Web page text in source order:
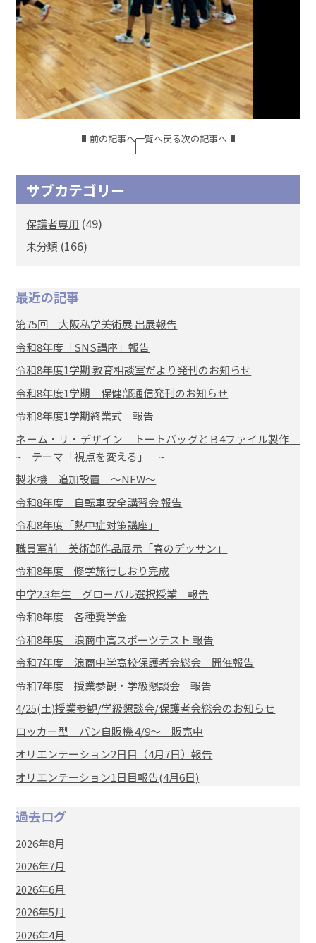
前の記事へ一覧へ戻る次の記事へ
サブカテゴリー
保護者専用 (49)
未分類 (166)
最近の記事
第75回 大阪私学美術展 出展報告
令和8年度「SNS講座」報告
令和8年度1学期 教育相談室だより発刊のお知らせ
令和8年度1学期 保健部通信発刊のお知らせ
令和8年度1学期終業式 報告
ネーム・リ・デザイン トートバッグとＢ4ファイル製作
~ テーマ「視点を変える」 ~
製氷機 追加設置 ～NEW～
令和8年度 自転車安全講習会 報告
令和8年度「熱中症対策講座」
職員室前 美術部作品展示「春のデッサン」
令和8年度 修学旅行しおり完成
中学2.3年生 グローバル選択授業 報告
令和8年度 各種奨学金
令和8年度 浪商中高スポーツテスト 報告
令和7年度 浪商中学高校保護者会総会 開催報告
令和7年度 授業参観・学級懇談会 報告
4/25(土)授業参観/学級懇談会/保護者会総会のお知らせ
ロッカー型 パン自販機 4/9～ 販売中
オリエンテーション2日目（4月7日）報告
オリエンテーション1日目報告(4月6日)
過去ログ
2026年8月
2026年7月
2026年6月
2026年5月
2026年4月